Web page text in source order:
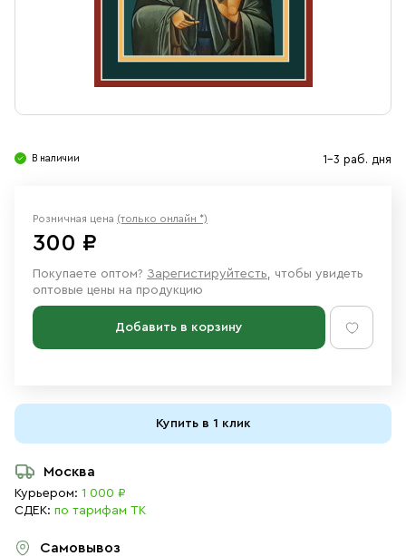
Ювелирные изделия
В наличии 1-3 раб. дня
Розничная цена (только онлайн *)
300 ₽
Покупаете оптом? Зарегистируйтесть, чтобы увидеть
оптовые цены на продукцию
Добавить в корзину
Купить в 1 клик
Москва
Курьером: 1 000 ₽
СДЕК: по тарифам ТК
Самовывоз